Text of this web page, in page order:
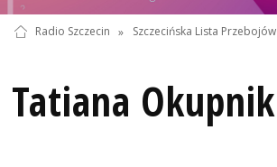
Radio Szczecin » Szczecińska Lista Przebojów
Tatiana Okupnik